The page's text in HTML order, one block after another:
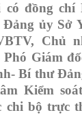
đồng chí
ủy Sở
Chủ
Giám
Bí thư
Kiểm
chi bộ trực